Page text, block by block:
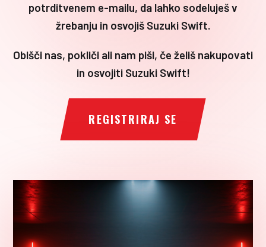
potrditvenem e-mailu, da lahko sodeluješ v
žrebanju in osvojiš Suzuki Swift.
Obišči nas, pokliči ali nam piši, če želiš nakupovati
in osvojiti Suzuki Swift!
REGISTRIRAJ SE